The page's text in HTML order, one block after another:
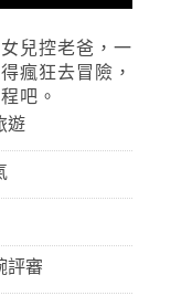
兒控老爸，一
瘋狂去冒險，
吧。
遊
評審